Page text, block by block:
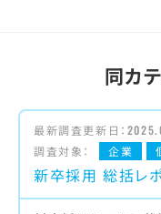
同カ
最新調査更新日：
調査対象：
企業
新卒採用 総括レ